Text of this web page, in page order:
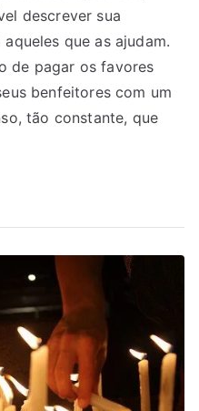
descrever sua
que as ajudam.
de pagar os favores
benfeitores com um
tão constante, que